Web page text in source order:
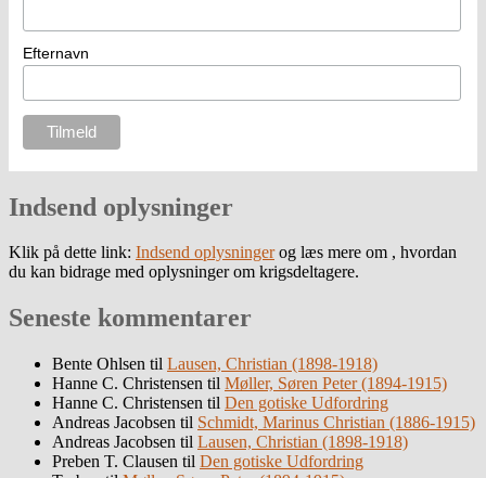
Efternavn
Indsend oplysninger
Klik på dette link: Indsend oplysningerog læs mere om , hvordan
du kan bidrage med oplysninger om krigsdeltagere.
Seneste kommentarer
Bente Ohlsen til Lausen, Christian (1898-1918)
Hanne C. Christensen til Møller, Søren Peter (1894-1915)
Hanne C. Christensen til Den gotiske Udfordring
Andreas Jacobsen til Schmidt, Marinus Christian (1886-1915)
Andreas Jacobsen til Lausen, Christian (1898-1918)
Preben T. Clausen til Den gotiske Udfordring